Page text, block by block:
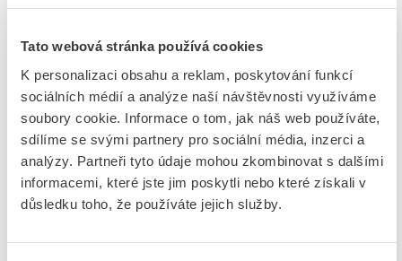
Tato webová stránka používá cookies
K personalizaci obsahu a reklam, poskytování funkcí
sociálních médií a analýze naší návštěvnosti využíváme
soubory cookie. Informace o tom, jak náš web používáte,
sdílíme se svými partnery pro sociální média, inzerci a
analýzy. Partneři tyto údaje mohou zkombinovat s dalšími
informacemi, které jste jim poskytli nebo které získali v
důsledku toho, že používáte jejich služby.
WAPRO Spojka SVCZ-BL-2 bez spojovačů 4x16-50
EAN
8595055715051
Značka
WAPRO
Cena s DPH 445,24 Kč/ks
do košíku